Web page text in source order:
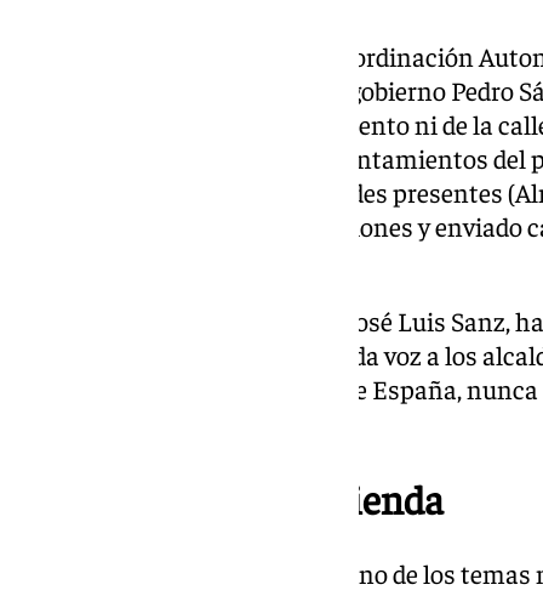
Además, el vicesecretario de Coordinación
cargar contra el presidente del gobierno Pedro
cuenta “con el apoyo del Parlamento ni de la
está gobernando contra los Ayuntamientos del
del PP”. Además, todos los alcaldes presentes
asegurado que han hecho peticiones y
De hecho, el alcalde de Sevilla, José Luis Sanz,
regidores municipales «porque da voz a los
interlocución con el Gobierno de España,
Problemas con la vivienda
El acceso a la vivienda ha sido uno de los